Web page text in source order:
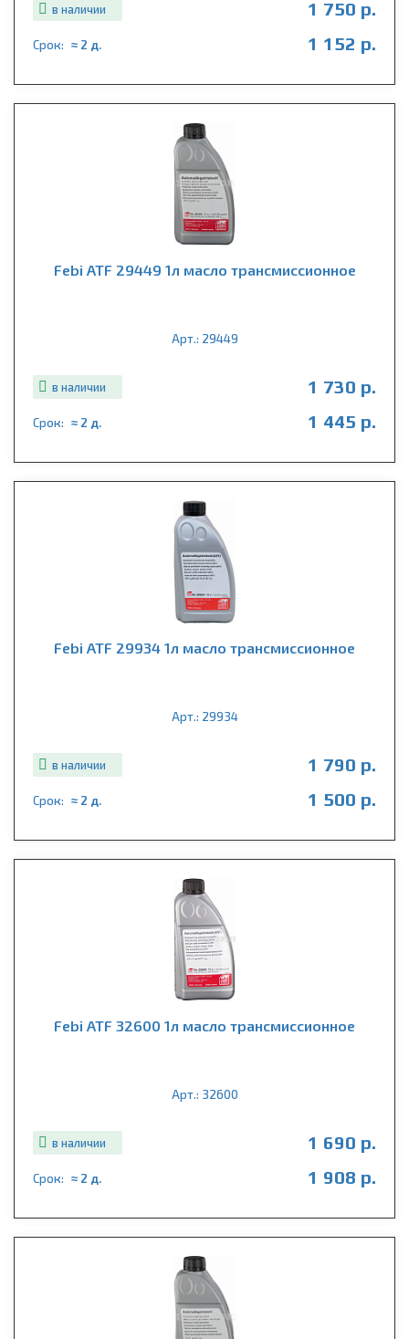
в наличии 1 750 р.
Срок: ≈ 2 д. 1 152 р.
Febi ATF 29449 1л масло трансмиссионное
Арт.: 29449
в наличии 1 730 р.
Срок: ≈ 2 д. 1 445 р.
Febi ATF 29934 1л масло трансмиссионное
Арт.: 29934
в наличии 1 790 р.
Срок: ≈ 2 д. 1 500 р.
Febi ATF 32600 1л масло трансмиссионное
Арт.: 32600
в наличии 1 690 р.
Срок: ≈ 2 д. 1 908 р.